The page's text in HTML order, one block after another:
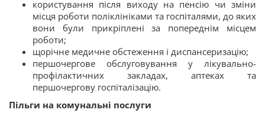
користування після виходу на пенсію чи зміни
місця роботи поліклініками та госпіталями, до яких
вони були прикріплені за попереднім місцем
роботи;
щорічне медичне обстеження і диспансеризацію;
першочергове обслуговування у лікувально-
профілактичних закладах, аптеках та
першочергову госпіталізацію.
Пільги на комунальні послуги